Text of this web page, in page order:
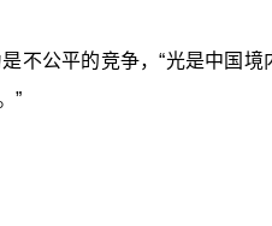
不公平的竞争，“光是中国
”